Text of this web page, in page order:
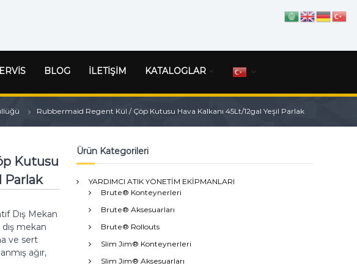
BLOG İLETİŞİM KATALOGLAR
Rubbermaid Regent Kül / Çöp Kutusu Hava Kalkanı 45Lt/12gal Yeşil Parlak
Kutusu
Parlak
Dış Mekan
mekan
ve sert
ağır,
Ürün Kategorileri
YARDIMCI ATIK YÖNETİM EKİPMANLARI
Brute® Konteynerleri
Brute® Aksesuarları
Brute® Rollouts
Slim Jim® Konteynerleri
Slim Jim® Aksesuarları